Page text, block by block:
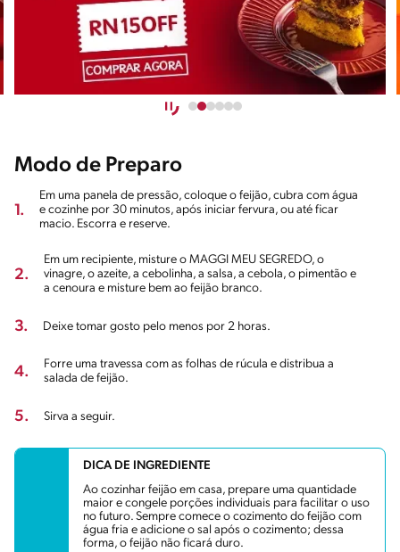
Modo de Preparo
1.
Em uma panela de pressão, coloque o feijão, cubra com água
e cozinhe por 30 minutos, após iniciar fervura, ou até ficar
macio. Escorra e reserve.
2.
Em um recipiente, misture o MAGGI MEU SEGREDO, o
vinagre, o azeite, a cebolinha, a salsa, a cebola, o pimentão e
a cenoura e misture bem ao feijão branco.
3. Deixe tomar gosto pelo menos por 2 horas.
4.
Forre uma travessa com as folhas de rúcula e distribua a
salada de feijão.
5. Sirva a seguir.
DICA DE INGREDIENTE
Ao cozinhar feijão em casa, prepare uma quantidade
maior e congele porções individuais para facilitar o uso
no futuro. Sempre comece o cozimento do feijão com
água fria e adicione o sal após o cozimento; dessa
forma, o feijão não ficará duro.